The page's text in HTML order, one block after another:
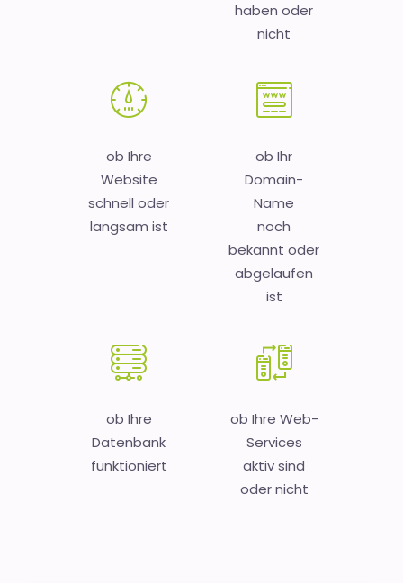
haben oder
nicht
ob Ihre
Website
schnell oder
langsam ist
ob Ihr
Domain-
Name
noch
bekannt oder
abgelaufen
ist
ob Ihre
Datenbank
funktioniert
ob Ihre Web-
Services
aktiv sind
oder nicht